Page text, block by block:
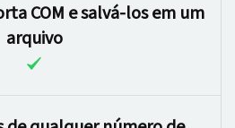
COM e salvá-los em um
arquivo